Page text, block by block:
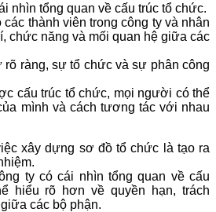
nhìn tổng quan về cấu trúc tổ chức.
thành viên trong công ty và nhân
chức năng và mối quan hệ giữa các
ràng, sự tổ chức và sự phân công
cấu trúc tổ chức, mọi người có thể
mình và cách tương tác với nhau
xây dựng sơ đồ tổ chức là tạo ra
ty có cái nhìn tổng quan về cấu
hiểu rõ hơn về quyền hạn, trách
các bộ phận.